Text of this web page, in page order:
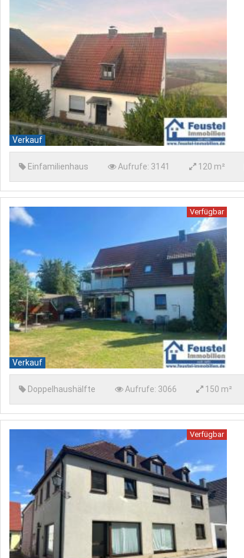
Verkauf
Einfamilienhaus Aufrufe: 3141 120 m²
Verfügbar
Verkauf
Doppelhaushälfte Aufrufe: 3066 150 m²
Verfügbar